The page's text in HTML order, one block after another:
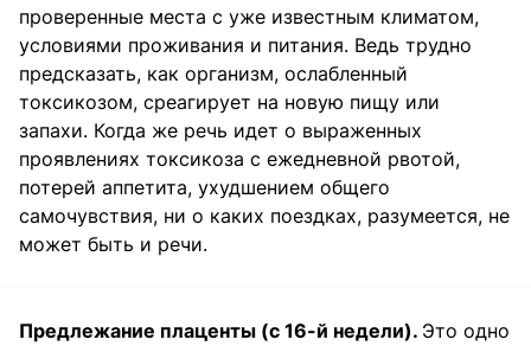
проверенные места с уже известным климатом,
условиями проживания и питания. Ведь трудно
предсказать, как организм, ослабленный
токсикозом, среагирует на новую пищу или
запахи. Когда же речь идет о выраженных
проявлениях токсикоза с ежедневной рвотой,
потерей аппетита, ухудшением общего
самочувствия, ни о каких поездках, разумеется, не
может быть и речи.
Предлежание плаценты (с 16-й недели). Это одно